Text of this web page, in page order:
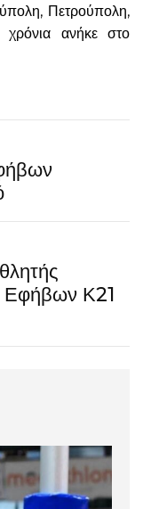
Πετρούπολη,
χρόνια ανήκε στο
Εφήβων Κ21